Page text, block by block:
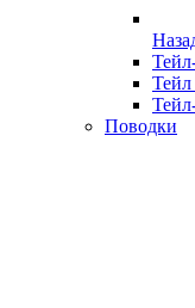
Поводки